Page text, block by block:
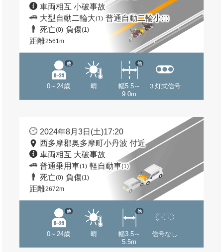
車両相互 小破事故
大型自動二輪大(1) 普通自動二輪小(1)
死亡(0) 負傷(1)
距離2561m
0～24歳
他
晴
幅5.5～
9.0m
他
３灯式信号
2024年8月3日(土)17:20
西多摩郡奥多摩町小丹波 付近
車両相互 大破事故
普通乗用車(1) 軽自動車(1)
死亡(0) 負傷(1)
距離2672m
0～24歳
他
晴
幅3.5～
5.5m
他
信号なし